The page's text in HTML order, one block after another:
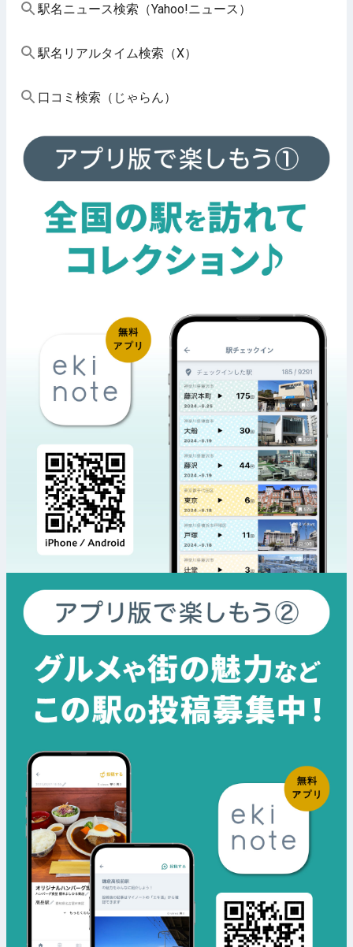
駅名ニュース検索（Yahoo!ニュース）
駅名リアルタイム検索（X）
口コミ検索（じゃらん）